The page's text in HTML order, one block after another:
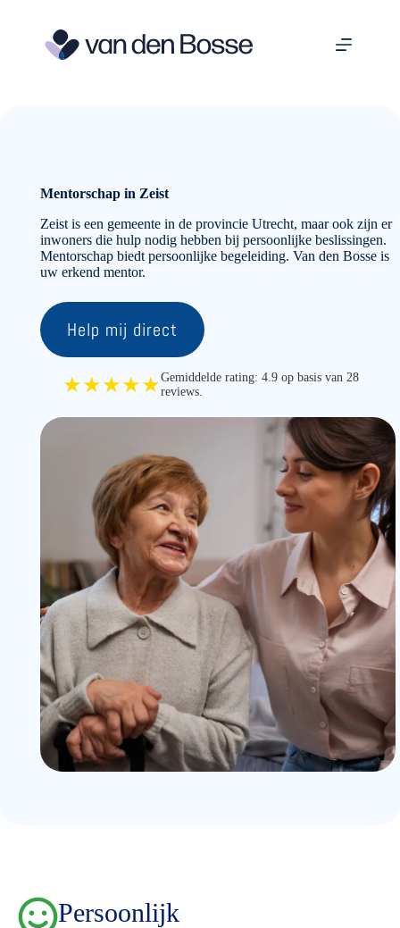
Mentorschap in Zeist
Zeist is een gemeente in de provincie Utrecht, maar ook zijn er
inwoners die hulp nodig hebben bij persoonlijke beslissingen.
Mentorschap biedt persoonlijke begeleiding. Van den Bosse is
uw erkend mentor.
Help mij direct
★★★★★Gemiddelde rating: 4.9 op basis van 28
reviews.
Persoonlijk